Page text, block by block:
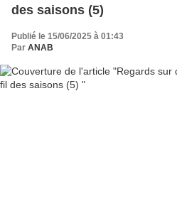
des saisons (5)
Publié le 15/06/2025 à 01:43
Par ANAB